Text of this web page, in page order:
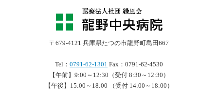
〒679-4121 兵庫県たつの市龍野町島田667
Tel： 0791-62-1301 Fax：0791-62-4530
【午前】9:00～12:30（受付 8:30～12:30）
【午後】15:00～18:00 （受付 14:00～18:00）